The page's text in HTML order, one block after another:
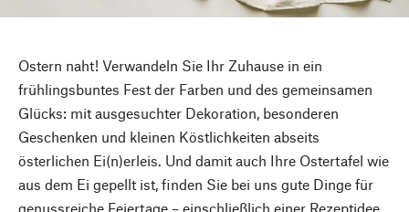
Ostern naht! Verwandeln Sie Ihr Zuhause in ein
frühlingsbuntes Fest der Farben und des gemeinsamen
Glücks: mit ausgesuchter Dekoration, besonderen
Geschenken und kleinen Köstlichkeiten abseits
österlichen Ei(n)erleis. Und damit auch Ihre Ostertafel wie
aus dem Ei gepellt ist, finden Sie bei uns gute Dinge für
genussreiche Feiertage – einschließlich einer Rezeptidee